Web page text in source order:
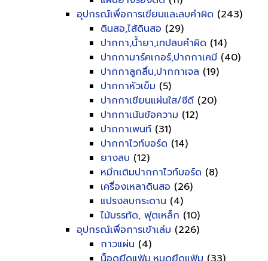
อุปกรณ์เพื่อการเขียนและลบคำผิด (243)
ดินสอ,ไส้ดินสอ (29)
ปากกา,น้ำยา,เทปลบคำผิด (14)
ปากกามาร์คเกอร์,ปากกาเคมี (40)
ปากกาลูกลื่น,ปากกาเจล (19)
ปากกาหัวเข็ม (5)
ปากกาเขียนแผ่นใส/ซีดี (20)
ปากกาเน้นข้อความ (12)
ปากกาเพนท์ (31)
ปากกาไวท์บอร์ด (14)
ยางลบ (12)
หมึกเติมปากกาไวท์บอร์ด (8)
เครื่องเหลาดินสอ (26)
แปรงลบกระดาน (4)
ไม้บรรทัด, ฟุตเหล็ก (10)
อุปกรณ์เพื่อการเข้าเล่ม (226)
กาวแผ่น (4)